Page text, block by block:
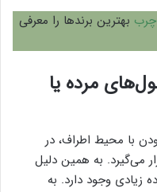
بهترین برندها را معرفی
مرده یا
با محیط اطراف، در
می‌گیرد. به همین دلیل
وجود دارد. به